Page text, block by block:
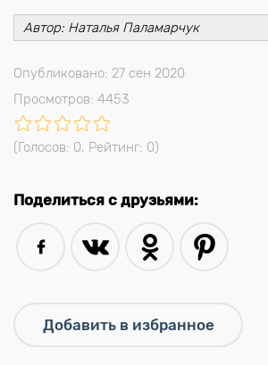
Автор: Наталья Паламарчук
Опубликовано: 27 сен 2020
Просмотров: 4453
(Голосов: 0, Рейтинг: 0)
Поделиться с друзьями: